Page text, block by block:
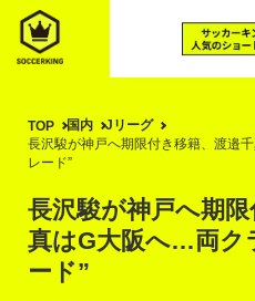
TOP 国内
Jリーグ
長沢駿が神戸へ期限付き移籍、渡邉
レード”
長沢駿が神戸へ期
真はG大阪へ…両ク
ード”